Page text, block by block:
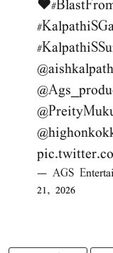
♥️
— AGS
21, 2026